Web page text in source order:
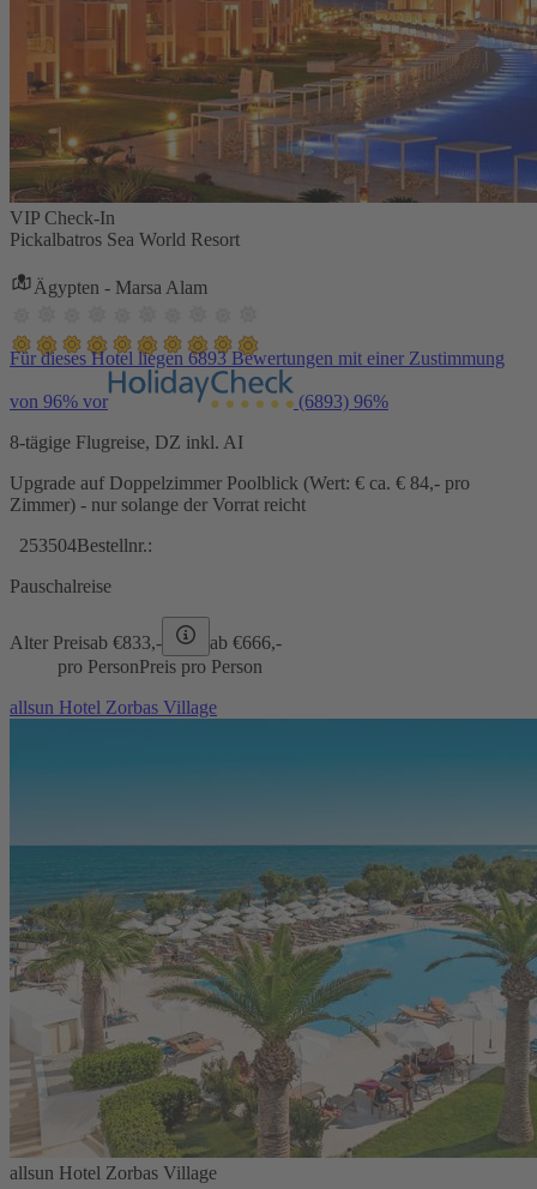
VIP Check-In
Pickalbatros Sea World Resort
Ägypten - Marsa Alam
Für dieses Hotel liegen 6893 Bewertungen mit einer Zustimmung
von 96% vor (6893) 96%
8-tägige Flugreise, DZ inkl. AI
Upgrade auf Doppelzimmer Poolblick (Wert: € ca. € 84,- pro
Zimmer) - nur solange der Vorrat reicht
253504Bestellnr.:
Pauschalreise
Alter Preisab €833,- ab €666,-
pro PersonPreis pro Person
allsun Hotel Zorbas Village
allsun Hotel Zorbas Village